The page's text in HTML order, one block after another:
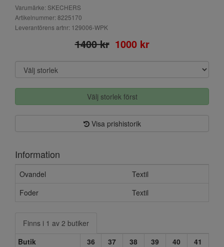
Varumärke: SKECHERS
Artikelnummer: 8225170
Leverantörens artnr: 129006-WPK
1400 kr 1000 kr
Välj storlek först
Visa prishistorik
Information
Ovandel
Textil
Foder
Textil
Finns i 1 av 2 butiker
Butik
36 37 38 39 40
41